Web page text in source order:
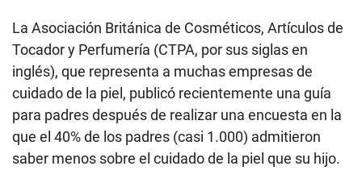
La Asociación Británica de Cosméticos, Artículos de
Tocador y Perfumería (CTPA, por sus siglas en
inglés), que representa a muchas empresas de
cuidado de la piel, publicó recientemente una guía
para padres después de realizar una encuesta en la
que el 40% de los padres (casi 1.000) admitieron
saber menos sobre el cuidado de la piel que su hijo.